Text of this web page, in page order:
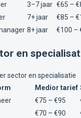
3–7 jaar €65 –
7+ jaar
€85 –
8+ jaar €100 –
en
sector en specialisatie
Medior tarief
€75 – €95
€70 – €90